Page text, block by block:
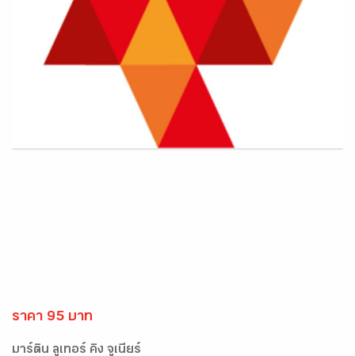
ราคา 95 บาท
มาร์ติน ลูเทอร์ คิง จูเนียร์